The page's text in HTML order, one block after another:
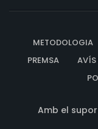
METODOLOGIA
PREMSA
AVÍS
Amb el